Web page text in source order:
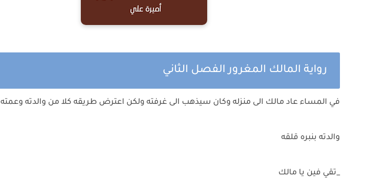
رواية المالك المغرور الفصل الثاني
في المساء عاد مالك الى منزله وكان سيذهب الى غرفته ولكن اعترض طريقه كلا من والدته وعمته
والدته بنبره قلقه
_تقي فين يا مالك